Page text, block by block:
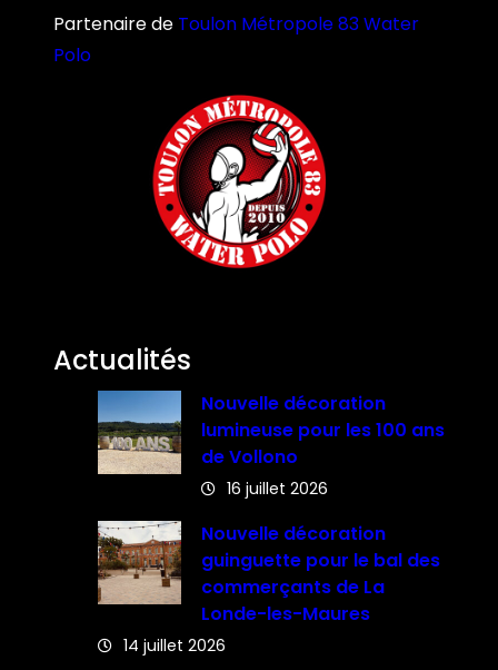
Partenaire de Toulon Métropole 83 Water
Polo
Actualités
Nouvelle décoration
lumineuse pour les 100 ans
de Vollono
16 juillet 2026
Nouvelle décoration
guinguette pour le bal des
commerçants de La
Londe-les-Maures
14 juillet 2026